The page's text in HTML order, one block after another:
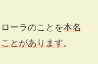
ーラのことを本名
とがあります。